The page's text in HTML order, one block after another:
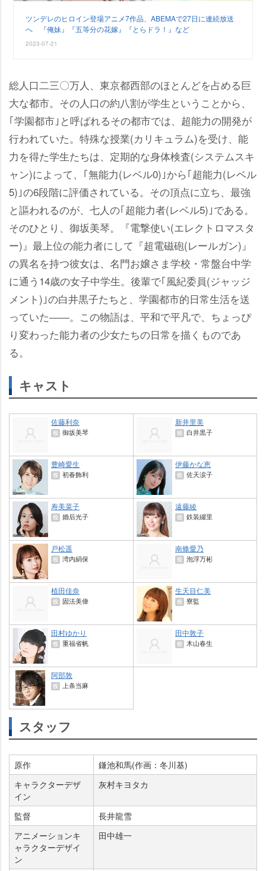
ツンデレのヒロイン登場アニメ7作品、ABEMAで27日に連続放送
へ 『俺妹』『五等分の花嫁』『とらドラ！』など
2023-07-21
総人口二三〇万人、東京都西部のほとんどを占める巨
大な都市。その人口の約八割が学生ということから、
｢学園都市｣と呼ばれるその都市では、超能力の開発が
行われていた。特殊な授業(カリキュラム)を受け、能
力を得た学生たちは、定期的な身体検査(システムスキ
ャン)によって、｢無能力(レベル0)｣から｢超能力(レベル
5)｣の6段階に評価されている。その頂点に立ち、最強
と謳われるのが、七人の｢超能力者(レベル5)｣である。
そのひとり、御坂美琴。『電撃使い(エレクトロマスタ
ー)』最上位の能力者にして『超電磁砲(レールガン)』
の異名を持つ彼女は、名門お嬢さま学校・常盤台中学
に通う14歳の女子中学生。後輩で｢風紀委員(ジャッジ
メント)｣の白井黒子たちと、学園都市的日常生活を送
っていた――。この物語は、平和で平凡で、ちょっぴ
り変わった能力者の少女たちの日常を描くものであ
る。
キャスト
佐藤利奈
役 御坂美琴
新井里美
役 白井黒子
豊崎愛生
役 初春飾利
伊藤かな恵
役 佐天涙子
寿美菜子
役 婚后光子
遠藤綾
役 鉄装綴里
戸松遥
役 湾内絹保
南條愛乃
役 泡浮万彬
植田佳奈
役 固法美偉
生天目仁美
役 寮監
田村ゆかり
役 重福省帆
田中敦子
役 木山春生
阿部敦
役 上条当麻
スタッフ
原作
鎌池和馬(作画：冬川基)
キャラクターデザ
イン
灰村キヨタカ
監督
長井龍雪
アニメーションキ
ャラクターデザイ
ン
田中雄一